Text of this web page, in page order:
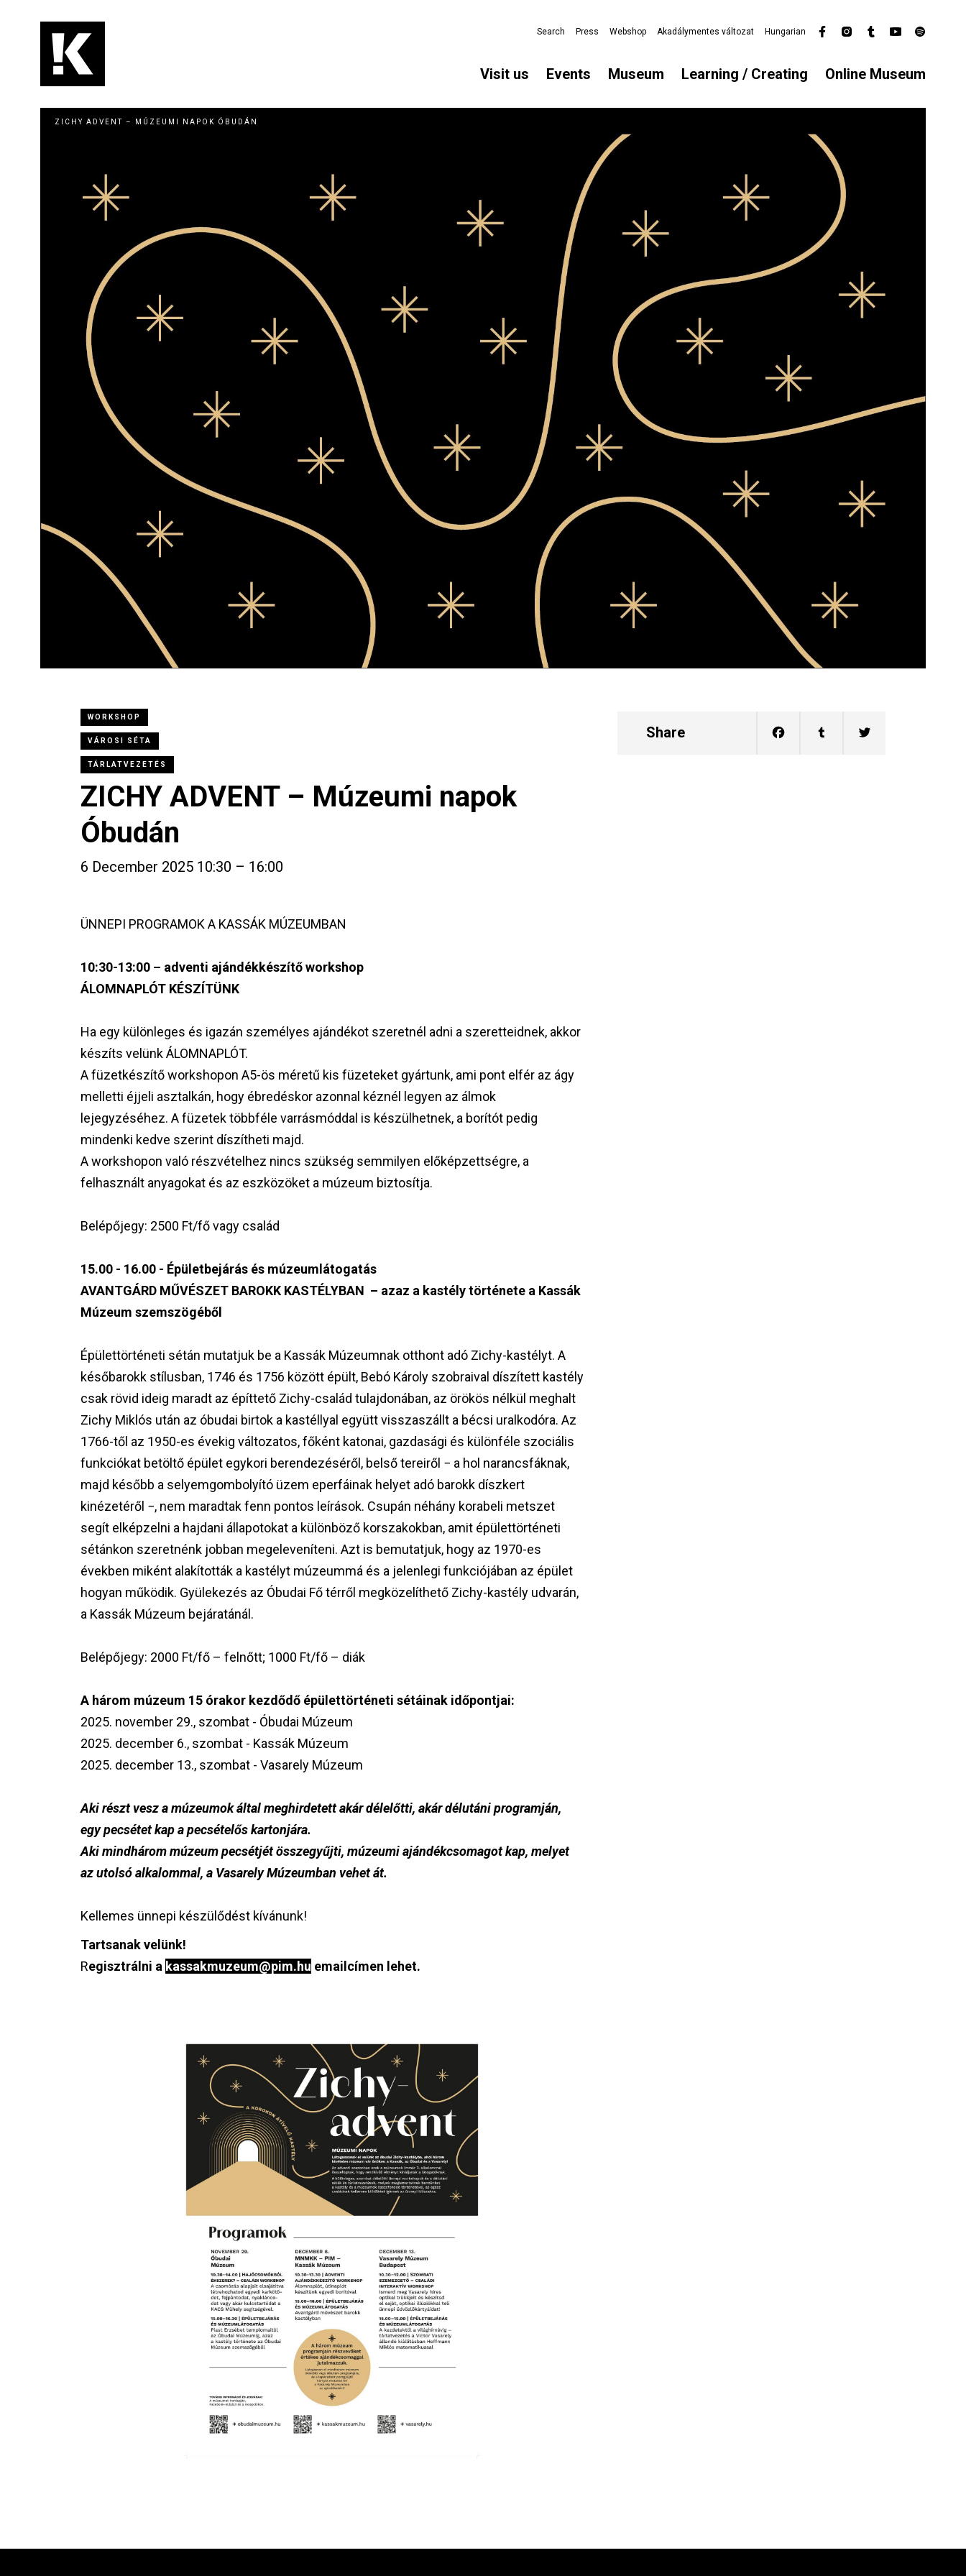
menu
Search Press Webshop Akadálymentes változat Hungarian
navigation
Visit us Events Museum Learning / Creating Online Museum
ZICHY ADVENT – MÚZEUMI NAPOK ÓBUDÁN
WORKSHOP
VÁROSI SÉTA
TÁRLATVEZETÉS
ZICHY ADVENT – Múzeumi napok
Óbudán
6 December 2025 10:30 – 16:00
ÜNNEPI PROGRAMOK A KASSÁK MÚZEUMBAN
10:30-13:00 – adventi ajándékkészítő workshop
ÁLOMNAPLÓT KÉSZÍTÜNK
Ha egy különleges és igazán személyes ajándékot szeretnél adni a szeretteidnek, akkor
készíts velünk ÁLOMNAPLÓT.
A füzetkészítő workshopon A5-ös méretű kis füzeteket gyártunk, ami pont elfér az ágy
melletti éjjeli asztalkán, hogy ébredéskor azonnal kéznél legyen az álmok
lejegyzéséhez. A füzetek többféle varrásmóddal is készülhetnek, a borítót pedig
mindenki kedve szerint díszítheti majd.
A workshopon való részvételhez nincs szükség semmilyen előképzettségre, a
felhasznált anyagokat és az eszközöket a múzeum biztosítja.
Belépőjegy: 2500 Ft/fő vagy család
15.00 - 16.00 - Épületbejárás és múzeumlátogatás
AVANTGÁRD MŰVÉSZET BAROKK KASTÉLYBAN – azaz a kastély története a Kassák
Múzeum szemszögéből
Épülettörténeti sétán mutatjuk be a Kassák Múzeumnak otthont adó Zichy-kastélyt. A
későbarokk stílusban, 1746 és 1756 között épült, Bebó Károly szobraival díszített kastély
csak rövid ideig maradt az építtető Zichy-család tulajdonában, az örökös nélkül meghalt
Zichy Miklós után az óbudai birtok a kastéllyal együtt visszaszállt a bécsi uralkodóra. Az
1766-től az 1950-es évekig változatos, főként katonai, gazdasági és különféle szociális
funkciókat betöltő épület egykori berendezéséről, belső tereiről − a hol narancsfáknak,
majd később a selyemgombolyító üzem eperfáinak helyet adó barokk díszkert
kinézetéről −, nem maradtak fenn pontos leírások. Csupán néhány korabeli metszet
segít elképzelni a hajdani állapotokat a különböző korszakokban, amit épülettörténeti
sétánkon szeretnénk jobban megeleveníteni. Azt is bemutatjuk, hogy az 1970-es
években miként alakították a kastélyt múzeummá és a jelenlegi funkciójában az épület
hogyan működik. Gyülekezés az Óbudai Fő térről megközelíthető Zichy-kastély udvarán,
a Kassák Múzeum bejáratánál.
Belépőjegy: 2000 Ft/fő – felnőtt; 1000 Ft/fő – diák
A három múzeum 15 órakor kezdődő épülettörténeti sétáinak időpontjai:
2025. november 29., szombat - Óbudai Múzeum
2025. december 6., szombat - Kassák Múzeum
2025. december 13., szombat - Vasarely Múzeum
Aki részt vesz a múzeumok által meghirdetett akár délelőtti, akár délutáni programján,
egy pecsétet kap a pecsételős kartonjára.
Aki mindhárom múzeum pecsétjét összegyűjti, múzeumi ajándékcsomagot kap, melyet
az utolsó alkalommal, a Vasarely Múzeumban vehet át.
Kellemes ünnepi készülődést kívánunk!
Tartsanak velünk!
Regisztrálni a kassakmuzeum@pim.hu emailcímen lehet.
Share